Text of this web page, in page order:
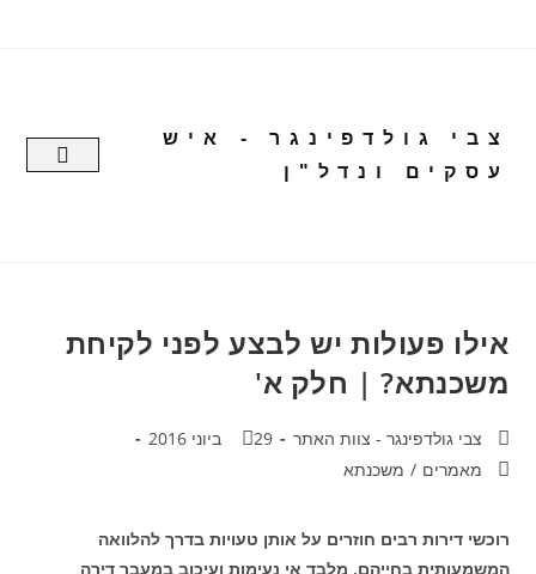
צבי גולדפינגר - איש
עסקים ונדל"ן
אילו פעולות יש לבצע לפני לקיחת
משכנתא? | חלק א'
צבי גולדפינגר - צוות האתר
29 ביוני 2016
מאמרים / משכנתא
רוכשי דירות רבים חוזרים על אותן טעויות בדרך להלוואה
המשמעותית בחייהם. מלבד אי נעימות ועיכוב במעבר דירה,